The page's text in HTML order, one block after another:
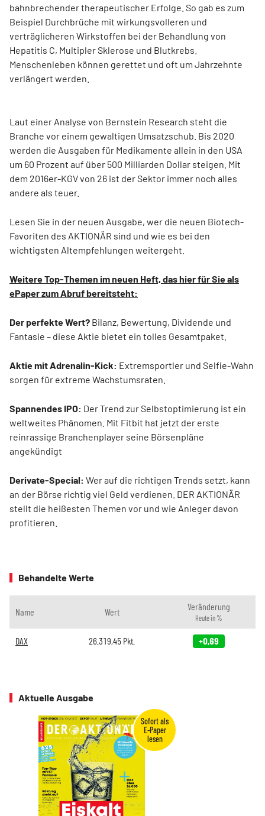
bahnbrechender therapeutischer Erfolge. So gab es zum
Beispiel Durchbrüche mit wirkungsvolleren und
verträglicheren Wirkstoffen bei der Behandlung von
Hepatitis C, Multipler Sklerose und Blutkrebs.
Menschenleben können gerettet und oft um Jahrzehnte
verlängert werden.
Laut einer Analyse von Bernstein Research steht die
Branche vor einem gewaltigen Umsatzschub. Bis 2020
werden die Ausgaben für Medikamente allein in den USA
um 60 Prozent auf über 500 Milliarden Dollar steigen. Mit
dem 2016er-KGV von 26 ist der Sektor immer noch alles
andere als teuer.
Lesen Sie in der neuen Ausgabe, wer die neuen Biotech-
Favoriten des AKTIONÄR sind und wie es bei den
wichtigsten Altempfehlungen weitergeht.
Weitere Top-Themen im neuen Heft, das hier für Sie als
ePaper zum Abruf bereitsteht:
Der perfekte Wert? Bilanz, Bewertung, Dividende und
Fantasie – diese Aktie bietet ein tolles Gesamtpaket.
Aktie mit Adrenalin-Kick: Extremsportler und Selfie-Wahn
sorgen für extreme Wachstumsraten.
Spannendes IPO: Der Trend zur Selbstoptimierung ist ein
weltweites Phänomen. Mit Fitbit hat jetzt der erste
reinrassige Branchenplayer seine Börsenpläne
angekündigt
Derivate-Special: Wer auf die richtigen Trends setzt, kann
an der Börse richtig viel Geld verdienen. DER AKTIONÄR
stellt die heißesten Themen vor und wie Anleger davon
profitieren.
Behandelte Werte
Name Wert Veränderung
Heute in %
DAX 26.319,45 Pkt. +0,69
Aktuelle Ausgabe